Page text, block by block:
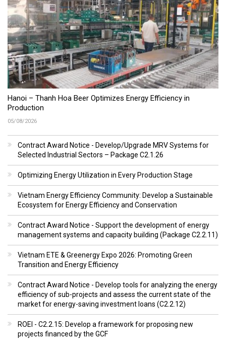
Hanoi – Thanh Hoa Beer Optimizes Energy Efficiency in
Production
05/08/2026
Contract Award Notice - Develop/Upgrade MRV Systems for
Selected Industrial Sectors – Package C2.1.26
Optimizing Energy Utilization in Every Production Stage
Vietnam Energy Efficiency Community: Develop a Sustainable
Ecosystem for Energy Efficiency and Conservation
Contract Award Notice - Support the development of energy
management systems and capacity building (Package C2.2.11)
Vietnam ETE & Greenergy Expo 2026: Promoting Green
Transition and Energy Efficiency
Contract Award Notice - Develop tools for analyzing the energy
efficiency of sub-projects and assess the current state of the
market for energy-saving investment loans (C2.2.12)
ROEI - C2.2.15: Develop a framework for proposing new
projects financed by the GCF